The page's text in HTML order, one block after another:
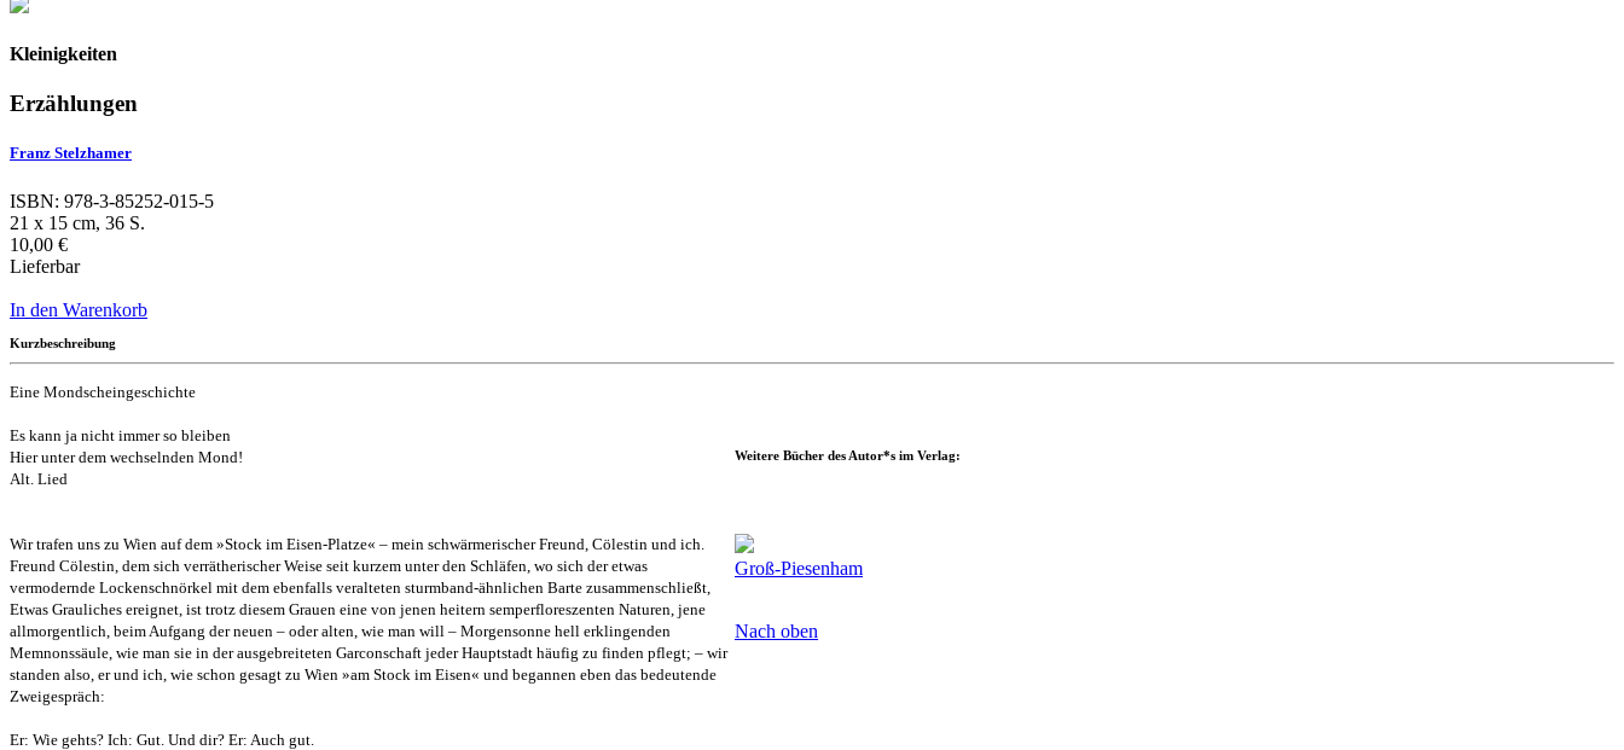
Kleinigkeiten
Erzählungen
Franz Stelzhamer
ISBN: 978-3-85252-015-5
21 x 15 cm, 36 S.
10,00 €
Lieferbar
In den Warenkorb
Kurzbeschreibung
Eine Mondscheingeschichte
Es kann ja nicht immer so bleiben
Hier unter dem wechselnden Mond!
Alt. Lied
Wir trafen uns zu Wien auf dem »Stock im Eisen-Platze« – mein schwärmerischer Freund, Cölestin und ich.
Freund Cölestin, dem sich verrätherischer Weise seit kurzem unter den Schläfen, wo sich der etwas
vermodernde Lockenschnörkel mit dem ebenfalls veralteten sturmband-ähnlichen Barte zusammenschließt,
Etwas Grauliches ereignet, ist trotz diesem Grauen eine von jenen heitern semperfloreszenten Naturen, jene
allmorgentlich, beim Aufgang der neuen – oder alten, wie man will – Morgensonne hell erklingenden
Memnonssäule, wie man sie in der ausgebreiteten Garconschaft jeder Hauptstadt häufig zu finden pflegt; – wir
standen also, er und ich, wie schon gesagt zu Wien »am Stock im Eisen« und begannen eben das bedeutende
Zweigespräch:
Er: Wie gehts? Ich: Gut. Und dir? Er: Auch gut.
Weitere Bücher des Autor*s im Verlag:
Groß-Piesenham
Nach oben